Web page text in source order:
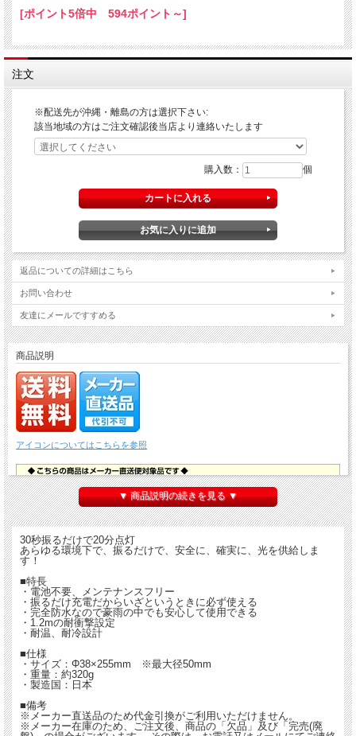
[ポイント5倍中 594ポイント～]
注文
※配送先が沖縄・離島の方は選択下さい:
該当地域の方はご注文確認後当店より連絡いたします
購入数： 個
返品についての詳細はこちら
お問い合わせ
友達にメールですすめる
商品説明
アイコンについてはこちらを参照
▼ 商品説明の続きを見る ▼
30秒振るだけで20分点灯
あらゆる環境下で、振るだけで、安全に、確実に、光を供給しま
す！
■特長
・電池不要、メンテナンスフリー
・振るだけ充電だからいざというときに必ず使える
・完全防水なので豪雨の中でも安心して使用できる
・1.2mの耐衝撃設定
・耐温、耐冷設計
■仕様
・サイズ：Φ38×255mm ※最大径50mm
・重量：約320g
・製造国：日本
■備考
※メーカー直送品のため代金引換がご利用いただけません。
※メーカー在庫のため、ご注文後、商品の「欠品」及び「完売(廃